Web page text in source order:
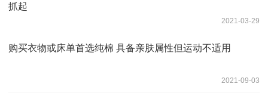
抓起
2021-03-29
购买衣物或床单首选纯棉 具备亲肤属性但运动不适用
2021-09-03